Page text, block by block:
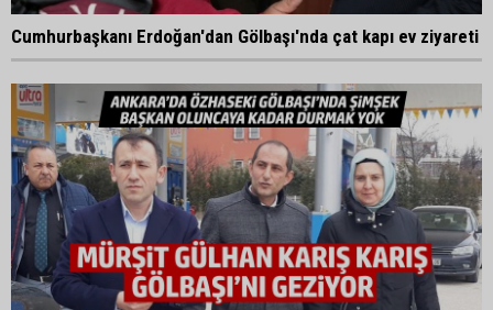
Cumhurbaşkanı Erdoğan'dan Gölbaşı'nda çat kapı ev ziyareti